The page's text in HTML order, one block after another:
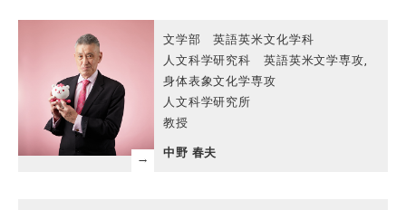
文学部 英語英米文化学科
人文科学研究科 英語英米文学専攻,
身体表象文化学専攻
人文科学研究所
教授
中野 春夫